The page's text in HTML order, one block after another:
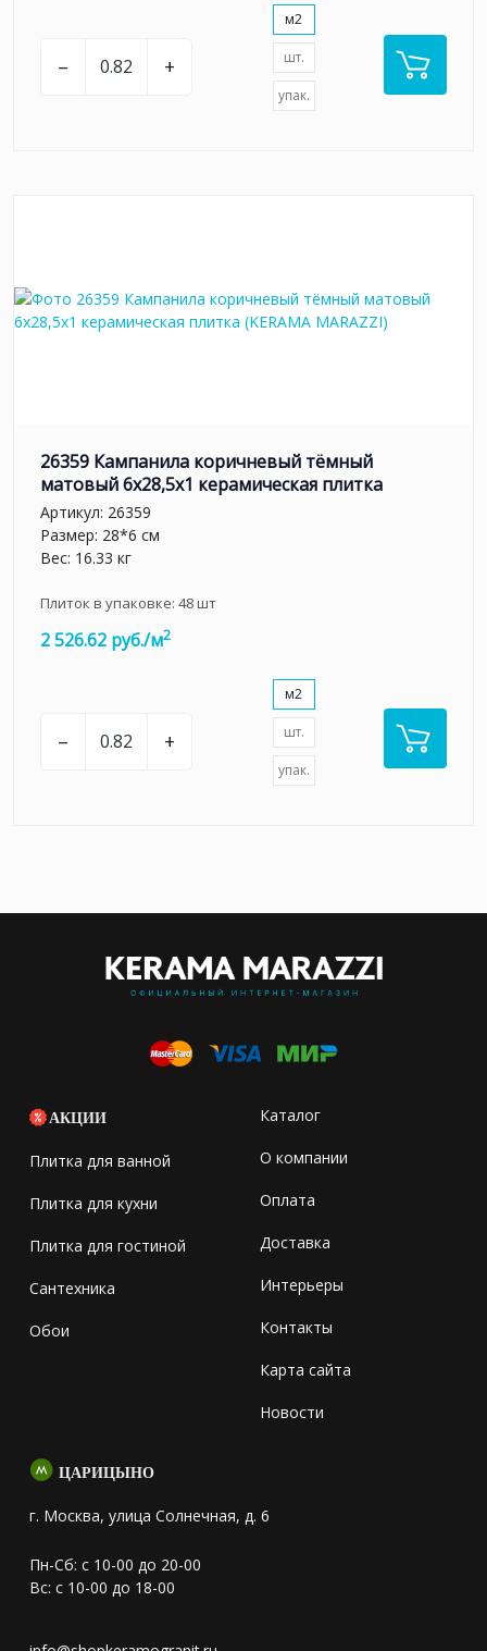
– +
м2
шт.
упак.
26359 Кампанила коричневый тёмный
матовый 6x28,5x1 керамическая плитка
Артикул: 26359
Размер: 28*6 см
Вес: 16.33 кг
Плиток в упаковке: 48шт
2 526.62 руб./м2
– +
м2
шт.
упак.
АКЦИИ
Плитка для ванной
Плитка для кухни
Плитка для гостиной
Сантехника
Обои
Каталог
О компании
Оплата
Доставка
Интерьеры
Контакты
Карта сайта
Новости
ЦАРИЦЫНО
г. Москва, улица Солнечная, д. 6
Пн-Сб: с 10-00 до 20-00
Вс: с 10-00 до 18-00